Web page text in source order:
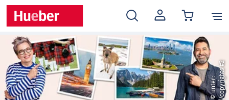
MEIN
KONTO
©
u
n
t
e
r
:
/
c
o
p
y
r
i
g
h
t
s
#2